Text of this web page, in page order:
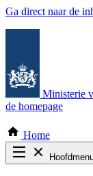
Ga direct naar de
Ministerie
de homepage
Home